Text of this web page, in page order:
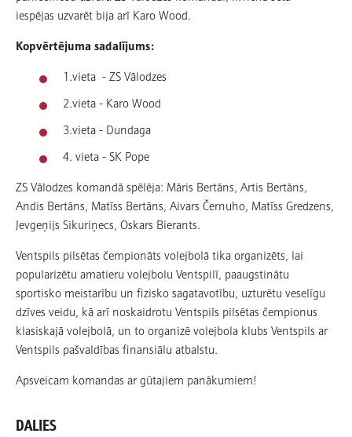
iespējas uzvarēt bija arī Karo Wood.
Kopvērtējuma sadalījums:
1.vieta - ZS Vālodzes
2.vieta - Karo Wood
3.vieta - Dundaga
4. vieta - SK Pope
ZS Vālodzes komandā spēlēja: Māris Bertāns, Artis Bertāns,
Andis Bertāns, Matīss Bertāns, Aivars Černuho, Matīss Gredzens,
Jevgeņijs Sikuriņecs, Oskars Bierants.
Ventspils pilsētas čempionāts volejbolā tika organizēts, lai
popularizētu amatieru volejbolu Ventspilī, paaugstinātu
sportisko meistarību un fizisko sagatavotību, uzturētu veselīgu
dzīves veidu, kā arī noskaidrotu Ventspils pilsētas čempionus
klasiskajā volejbolā, un to organizē volejbola klubs Ventspils ar
Ventspils pašvaldības finansiālu atbalstu.
Apsveicam komandas ar gūtajiem panākumiem!
DALIES